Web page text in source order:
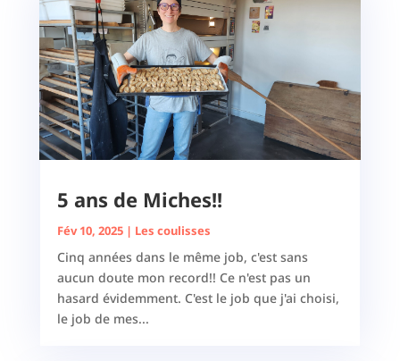
5 ans de Miches!!
Fév 10, 2025| Les coulisses
Cinq années dans le même job, c'est sans
aucun doute mon record!! Ce n'est pas un
hasard évidemment. C'est le job que j'ai choisi,
le job de mes...